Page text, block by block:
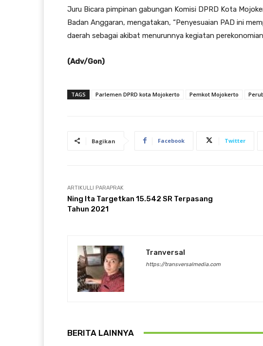
Juru Bicara pimpinan gabungan Komisi DPRD Kota
Badan Anggaran, mengatakan, “Penyesuaian PAD ini
daerah sebagai akibat menurunnya kegiatan
(Adv/Gon)
TAGS Parlemen DPRD kota Mojokerto Pemkot Mojokerto
Bagikan Facebook Twitter
ARTIKULLI PARAPRAK
Ning Ita Targetkan 15.542 SR Terpasang
Tahun 2021
Tranversal
https://transversalmedia.com
BERITA LAINNYA